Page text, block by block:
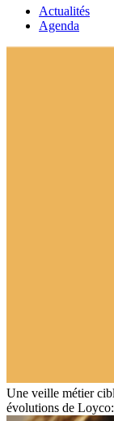
Actualités
Agenda
Une veille métier
évolutions de